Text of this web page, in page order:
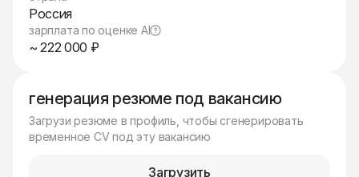
генерация резюме под вакансию
Загрузи резюме в профиль, чтобы сгенерировать
временное CV под эту вакансию
Загрузить
Россия
зарплата по оценке AI
~ 222 000 ₽